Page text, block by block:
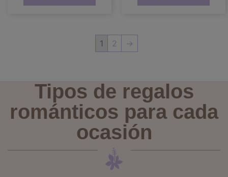
1 2 →
Tipos de regalos
románticos para cada
ocasión